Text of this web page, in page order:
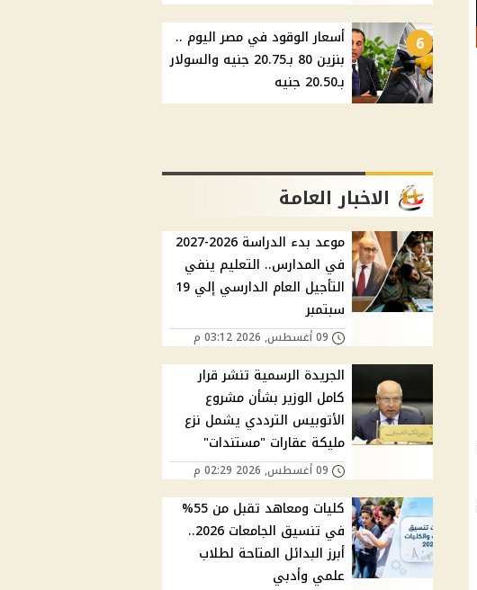
6
أسعار الوقود في مصر اليوم ..
بنزين 80 بـ20.75 جنيه والسولار
بـ20.50 جنيه
الاخبار العامة
موعد بدء الدراسة 2026-2027
في المدارس.. التعليم ينفي
التأجيل العام الدارسي إلي 19
سبتمبر
09 أغسطس, 2026 03:12 م
الجريدة الرسمية تنشر قرار
كامل الوزير بشأن مشروع
الأتوبيس الترددي يشمل نزع
مليكة عقارات "مستندات"
09 أغسطس, 2026 02:29 م
كليات ومعاهد تقبل من 55%
في تنسيق الجامعات 2026..
أبرز البدائل المتاحة لطلاب
علمي وأدبي